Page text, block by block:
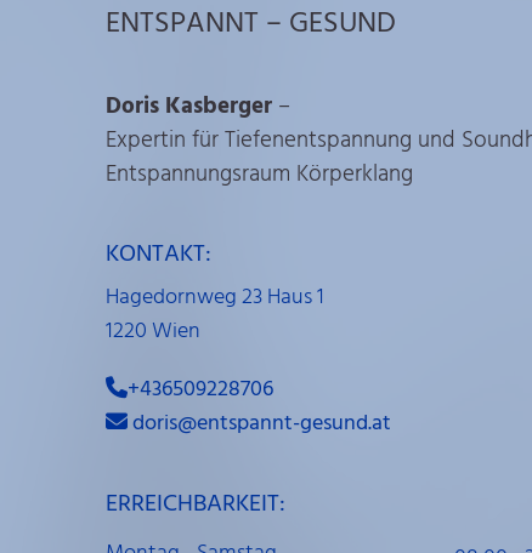
ENTSPANNT – GESUND
Doris Kasberger –
Expertin für Tiefenentspannung und
Entspannungsraum Körperklang
KONTAKT:
Hagedornweg 23 Haus 1
1220 Wien
+436509228706
 doris@entspannt-gesund.at
ERREICHBARKEIT: